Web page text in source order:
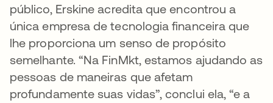
público, Erskine acredita que encontrou a
única empresa de tecnologia financeira que
lhe proporciona um senso de propósito
semelhante. “Na FinMkt, estamos ajudando as
pessoas de maneiras que afetam
profundamente suas vidas”, conclui ela, “e a